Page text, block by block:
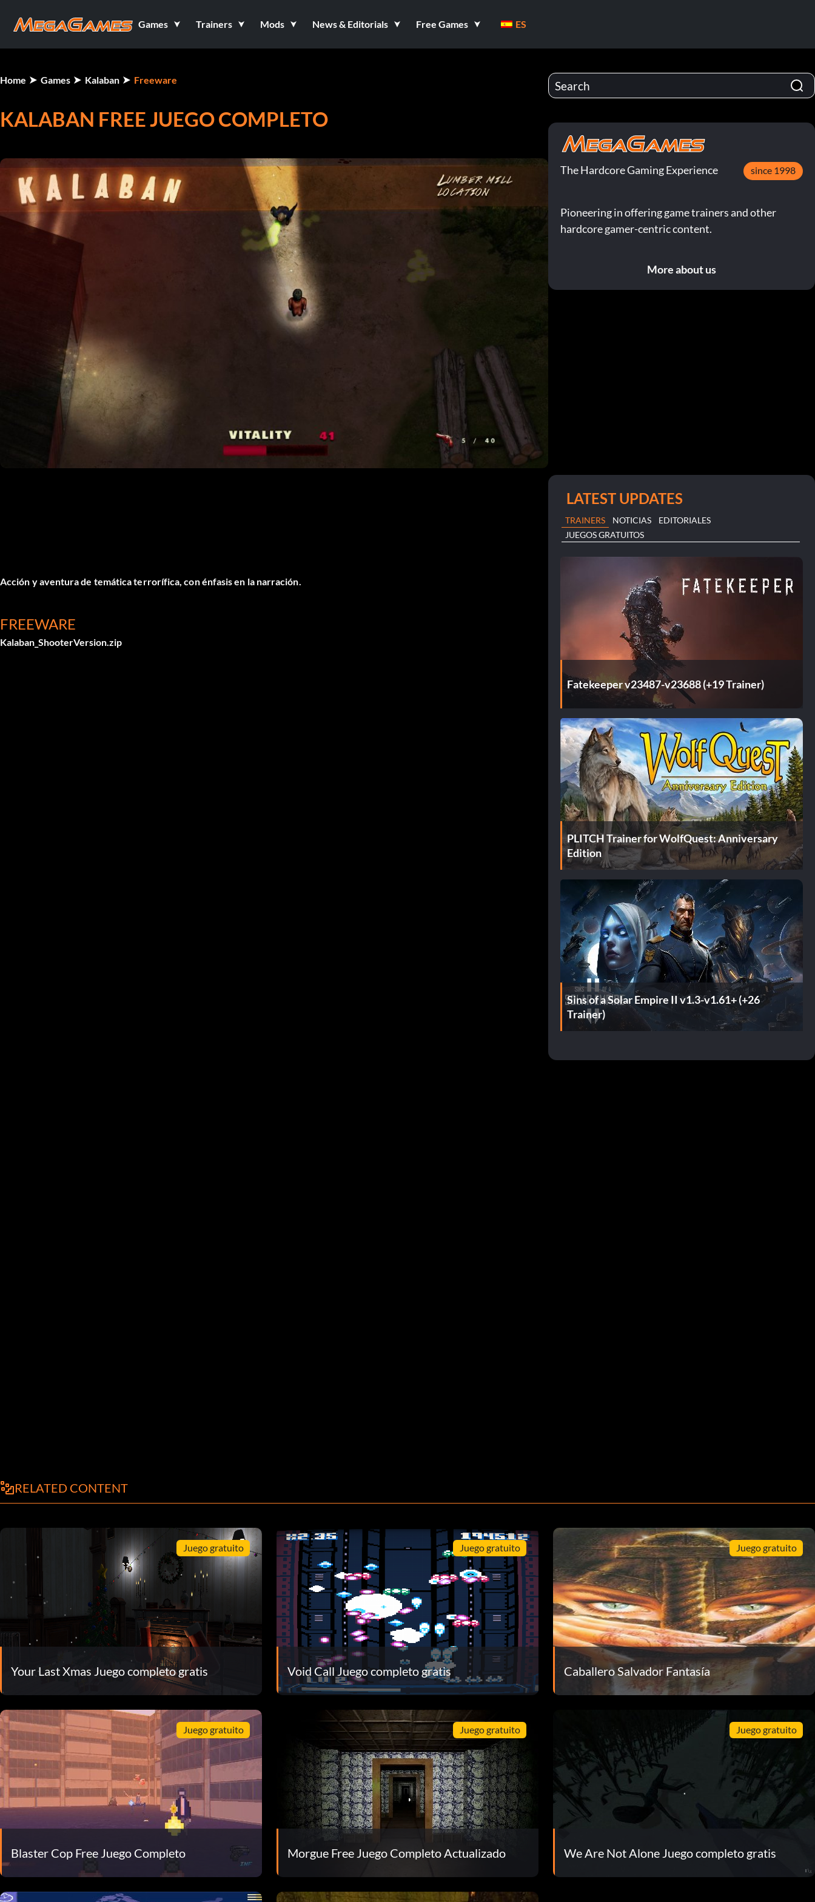
Games Trainers Mods News & Editorials Free Games ES
Home Games Kalaban Freeware
KALABAN FREE JUEGO COMPLETO
Acción y aventura de temática terrorífica, con énfasis en la narración.
FREEWARE
Kalaban_ShooterVersion.zip
The Hardcore Gaming Experience since 1998
Pioneering in offering game trainers and other
hardcore gamer-centric content.
More about us
LATEST UPDATES
TRAINERS NOTICIAS
EDITORIALES
JUEGOS GRATUITOS
Fatekeeper v23487-v23688 (+19 Trainer)
PLITCH Trainer for WolfQuest: Anniversary
Edition
Sins of a Solar Empire II v1.3-v1.61+ (+26
Trainer)
RELATED CONTENT
Juego gratuito
Your Last Xmas Juego completo gratis
Juego gratuito
Void Call Juego completo gratis
Juego gratuito
Caballero Salvador Fantasía
Juego gratuito
Blaster Cop Free Juego Completo
Juego gratuito
Morgue Free Juego Completo Actualizado
Juego gratuito
We Are Not Alone Juego completo gratis